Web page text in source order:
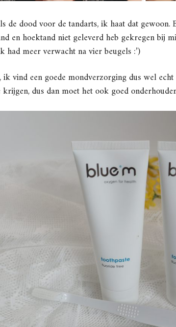
de dood voor de tandarts, ik haat dat
en hoektand niet geleverd heb gekregen bij
had meer verwacht na vier beugels :’)
vind een goede mondverzorging dus wel
dus dan moet het ook goed